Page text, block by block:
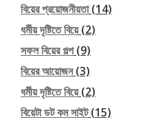
বিয়ের প্রয়োজনীয়তা(14)
ধর্মীয় দৃষ্টিতে বিয়ে(2)
সফল বিয়ের গল্প(9)
বিয়ের আয়োজন(3)
ধর্মীয় দৃষ্টিতে বিয়ে(2)
বিয়েটা ডট কম সাইট(15)